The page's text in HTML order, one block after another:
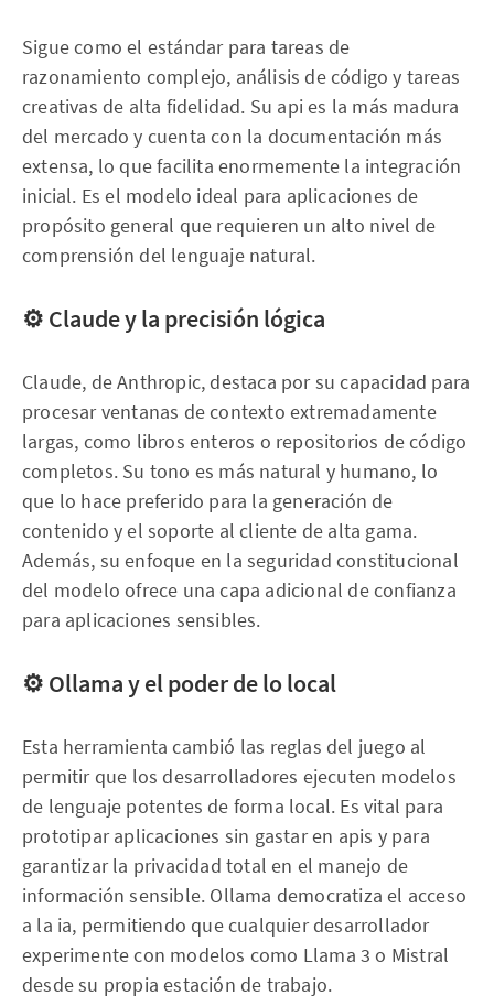
Sigue como el estándar para tareas de
razonamiento complejo, análisis de código y tareas
creativas de alta fidelidad. Su api es la más madura
del mercado y cuenta con la documentación más
extensa, lo que facilita enormemente la integración
inicial. Es el modelo ideal para aplicaciones de
propósito general que requieren un alto nivel de
comprensión del lenguaje natural.
⚙️ Claude y la precisión lógica
Claude, de Anthropic, destaca por su capacidad para
procesar ventanas de contexto extremadamente
largas, como libros enteros o repositorios de código
completos. Su tono es más natural y humano, lo
que lo hace preferido para la generación de
contenido y el soporte al cliente de alta gama.
Además, su enfoque en la seguridad constitucional
del modelo ofrece una capa adicional de confianza
para aplicaciones sensibles.
⚙️ Ollama y el poder de lo local
Esta herramienta cambió las reglas del juego al
permitir que los desarrolladores ejecuten modelos
de lenguaje potentes de forma local. Es vital para
prototipar aplicaciones sin gastar en apis y para
garantizar la privacidad total en el manejo de
información sensible. Ollama democratiza el acceso
a la ia, permitiendo que cualquier desarrollador
experimente con modelos como Llama 3 o Mistral
desde su propia estación de trabajo.